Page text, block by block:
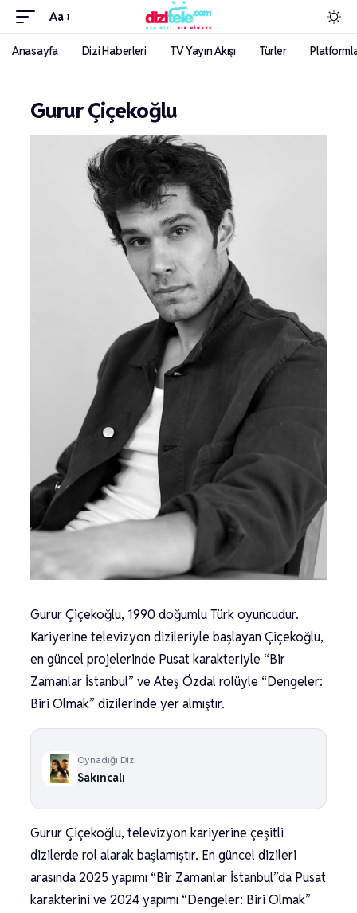
Aa
Anasayfa Dizi Haberleri TV Yayın Akışı Türler
Gurur Çiçekoğlu
Gurur Çiçekoğlu, 1990 doğumlu Türk oyuncudur.
Kariyerine televizyon dizileriyle başlayan Çiçekoğlu,
en güncel projelerinde Pusat karakteriyle “Bir
Zamanlar İstanbul” ve Ateş Özdal rolüyle “Dengeler:
Biri Olmak” dizilerinde yer almıştır.
Oynadığı Dizi
Sakıncalı
Gurur Çiçekoğlu, televizyon kariyerine çeşitli
dizilerde rol alarak başlamıştır. En güncel dizileri
arasında 2025 yapımı “Bir Zamanlar İstanbul”da Pusat
karakterini ve 2024 yapımı “Dengeler: Biri Olmak”